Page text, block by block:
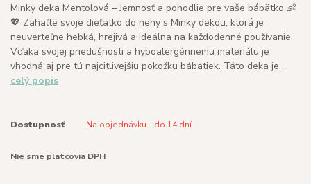
Minky deka Mentolová – Jemnosť a pohodlie pre vaše bábätko 👶
💖 Zahaľte svoje dieťatko do nehy s Minky dekou, ktorá je
neuverteľne hebká, hrejivá a ideálna na každodenné používanie.
Vďaka svojej priedušnosti a hypoalergénnemu materiálu je
vhodná aj pre tú najcitlivejšiu pokožku bábätiek. Táto deka je ...
celý popis
Dostupnosť Na objednávku - do 14 dní
Nie sme platcovia DPH